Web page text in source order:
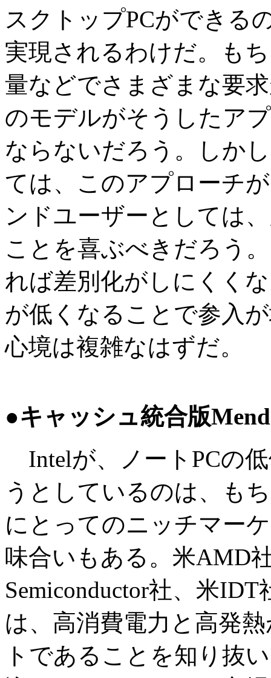
スクトップPCができる
実現されるわけだ。も
量などでさまざまな要
のモデルがそうしたア
ならないだろう。しか
ては、このアプローチ
ンドユーザーとしては
ことを喜ぶべきだろう
れば差別化がしにくく
が低くなることで参入
心境は複雑なはずだ。
●キャッシュ統合版
Intelが、ノートPCの
うとしているのは、も
にとってのニッチマー
味合いもある。米AMD
Semiconductor社、米IDT
は、高消費電力と高発
トであることを知り抜